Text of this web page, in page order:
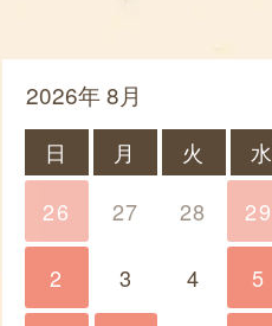
2026年 8月
日 月 火 水
26
27 28 29
2 3 4 5